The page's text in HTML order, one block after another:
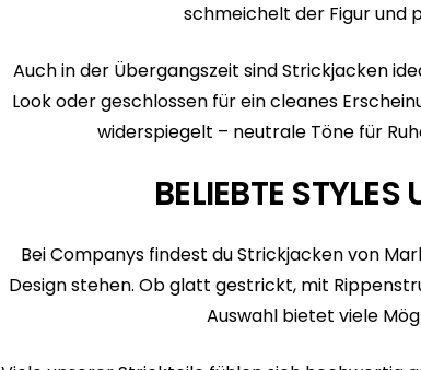
schmeichelt der Figur und
Auch in der Übergangszeit sind Strickjacken
Look oder geschlossen für ein cleanes
widerspiegelt – neutrale Töne für
BELIEBTE
Bei Companys findest du Strickjacken von
Design stehen. Ob glatt gestrickt, mit
Auswahl bietet viele